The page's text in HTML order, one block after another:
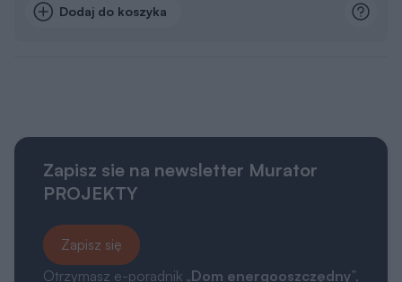
Dodaj do koszyka
Zapisz sie na newsletter Murator
PROJEKTY
Zapisz się
Otrzymasz e-poradnik „Dom energooszczędny”,